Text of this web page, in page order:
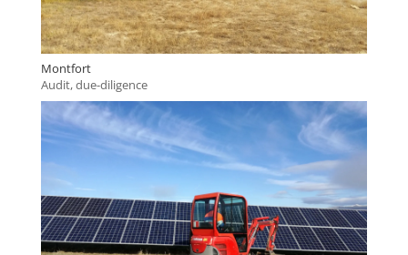
Montfort
Audit, due-diligence